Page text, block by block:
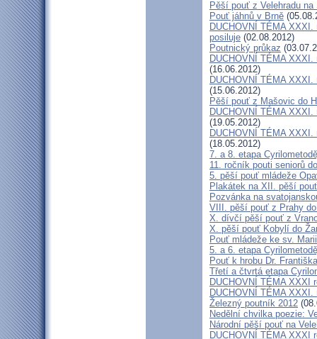
Pěší pouť z Velehradu na
Pouť jáhnů v Brně
DUCHOVNÍ TÉMA
posiluje (02.08.2012)
Poutnický průkaz
DUCHOVNÍ TÉMA
(16.06.2012)
DUCHOVNÍ TÉMA
(15.06.2012)
Pěší pouť z Mašovic do
DUCHOVNÍ TÉMA
(19.05.2012)
DUCHOVNÍ TÉMA
(18.05.2012)
7. a 8. etapa
11. ročník pouti seniorů
5. pěší pouť mládeže
Plakátek na XII. pěší
Pozvánka na
VIII. pěší pouť z Prahy
X. dívčí pěší pouť z
X. pěší pouť Kobylí do
Pouť mládeže ke sv.
5. a 6. etapa
Pouť k hrobu Dr.
Třetí a čtvrtá etapa
DUCHOVNÍ TÉMA XXXI
DUCHOVNÍ TÉMA
Železný poutník 2012
Nedělní chvilka poezie:
Národní pěší pouť na
DUCHOVNÍ TÉMA XXXI